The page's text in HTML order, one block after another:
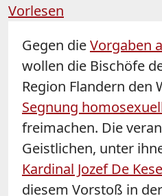
Vorlesen
Gegen dieVorgaben
wollen die Bischöfe
Region Flandern den
Segnung
freimachen. Die
Geistlichen, unter
Kardinal Jozef De
diesem Vorstoß in